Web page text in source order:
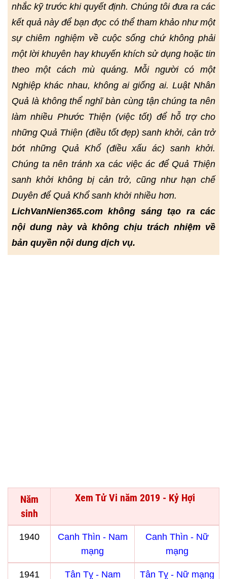
nhắc kỹ trước khi quyết định. Chúng tôi đưa ra các
kết quả này để bạn đọc có thể tham khảo như một
sự chiêm nghiệm về cuộc sống chứ không phải
một lời khuyên hay khuyến khích sử dụng hoặc tin
theo một cách mù quáng. Mỗi người có một
Nghiệp khác nhau, không ai giống ai. Luật Nhân
Quả là không thể nghĩ bàn cùng tận chúng ta nên
làm nhiều Phước Thiện (việc tốt) để hỗ trợ cho
những Quả Thiện (điều tốt đẹp) sanh khởi, cản trở
bớt những Quả Khổ (điều xấu ác) sanh khởi.
Chúng ta nên tránh xa các việc ác để Quả Thiện
sanh khởi không bị cản trở, cũng như hạn chế
Duyên để Quả Khổ sanh khởi nhiều hơn.
LichVanNien365.com không sáng tạo ra các
nội dung này và không chịu trách nhiệm về
bản quyền nội dung dịch vụ.
Năm
sinh
Xem Tử Vi năm 2019 - Kỷ Hợi
1940
Canh Thìn - Nam
mạng
Canh Thìn - Nữ
mạng
1941 Tân Tỵ - Nam Tân Tỵ - Nữ mạng